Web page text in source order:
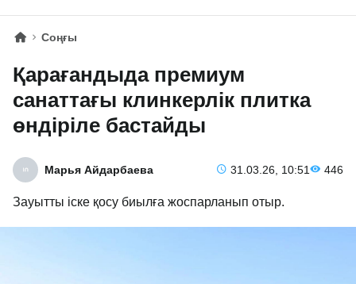
Соңғы
Қарағандыда премиум
санаттағы клинкерлік плитка
өндіріле бастайды
Марья Айдарбаева 31.03.26, 10:51 446
Зауытты іске қосу биылға жоспарланып отыр.